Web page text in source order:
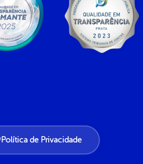
Política de Privacidade